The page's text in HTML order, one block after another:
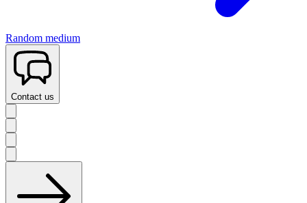
Random medium
Contact us